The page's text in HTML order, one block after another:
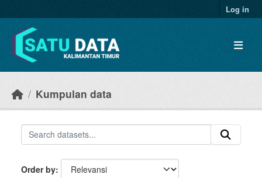
Log in
Kumpulan data
Order by